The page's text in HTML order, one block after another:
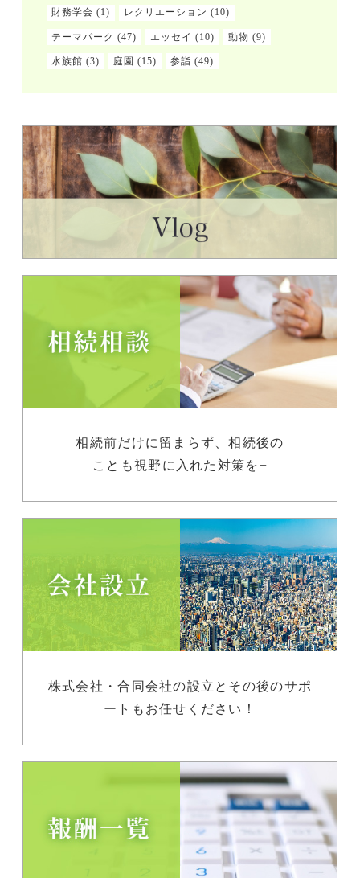
財務学会 (1) レクリエーション (10)
テーマパーク (47) エッセイ (10) 動物 (9)
水族館 (3) 庭園 (15) 参詣 (49)
相続前だけに留まらず、相続後の
ことも視野に入れた対策を−
株式会社・合同会社の設立とその後のサポ
ートもお任せください！